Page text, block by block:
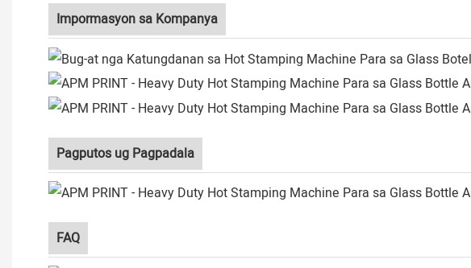
Impormasyon sa Kompanya
Pagputos ug Pagpadala
FAQ